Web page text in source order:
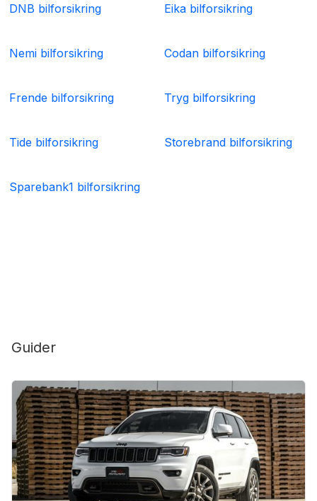
DNB bilforsikring Eika bilforsikring
Nemi bilforsikring Codan bilforsikring
Frende bilforsikring Tryg bilforsikring
Tide bilforsikring Storebrand bilforsikring
Sparebank1 bilforsikring
Guider